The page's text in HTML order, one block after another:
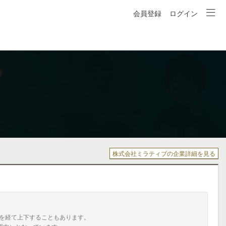
会員登録 ログイン
株式会社ミラティブの企業詳細を見る
て上下することもあります。